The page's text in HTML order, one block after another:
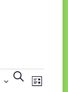
ZOEKEN
LIJST